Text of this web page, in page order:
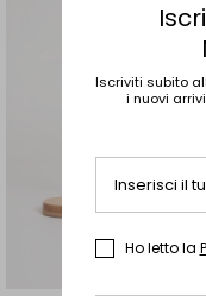
Iscriviti subito
i nuovi
Inserisci il
Ho letto la